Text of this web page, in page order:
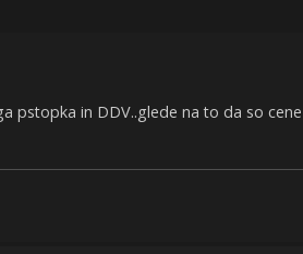
pstopka in DDV..glede na to da so cene